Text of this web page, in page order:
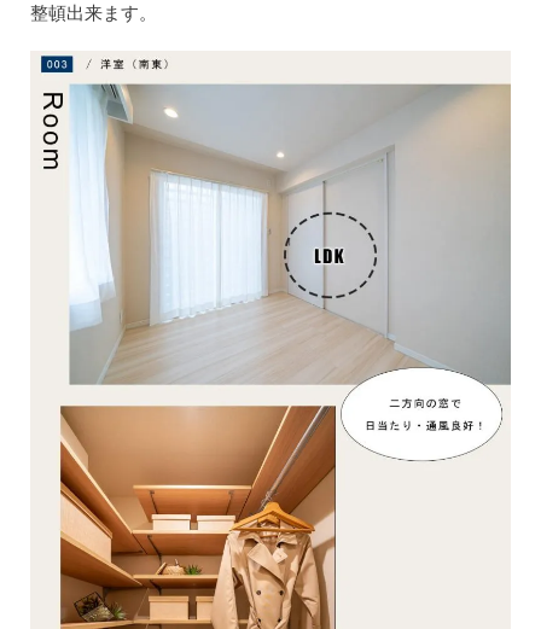
整頓出来ます。